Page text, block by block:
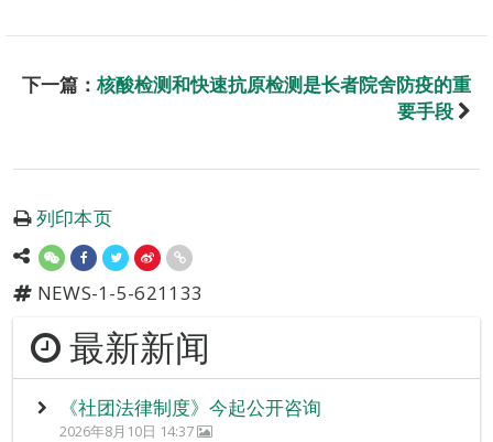
下一篇： 核酸检测和快速抗原检测是长者院舍防疫的重
要手段
列印本页
NEWS-1-5-621133
最新新闻
《社团法律制度》今起公开咨询
2026年8月10日 14:37